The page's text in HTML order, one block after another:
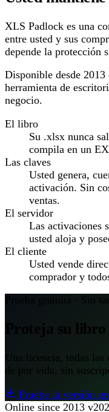
XLS Padlock es una
entre usted y sus
depende la protección
Disponible desde
herramienta de
negocio.
El libro
Su .xlsx nunca
compila en un
Las claves
Usted genera,
activación. Sin
ventas.
El servidor
Las activaciones
usted aloja y
El cliente
Usted vende
comprador y
Prueba gratuita · Sin
Proteja su
Una licencia, todas
de por vida, sin
Pruebe la versión
Online since 2013